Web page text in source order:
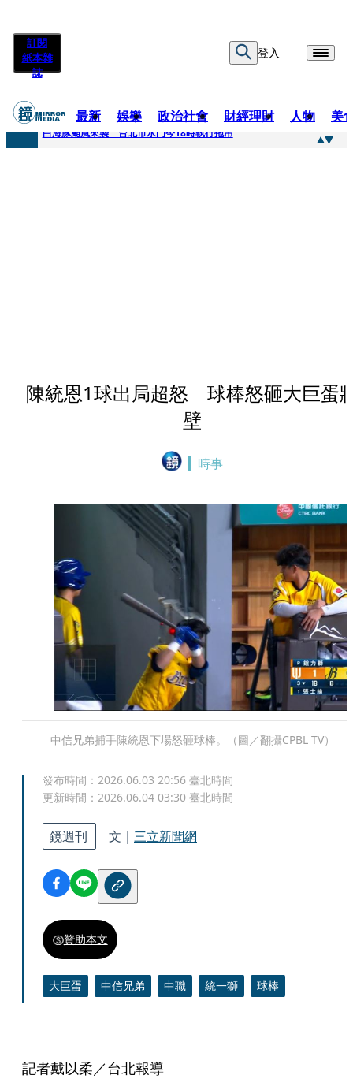
訂閱
紙本雜
誌
登入
最新 娛樂 政治社會 財經理財 人物 美
快訊
白海豚颱風來襲 台北市水門今18時執行拖吊
陳統恩1球出局超怒 球棒怒砸大巨蛋
壁
時事
中信兄弟捕手陳統恩下場怒砸球棒。（圖／翻攝CPBL TV）
發布時間： 2026.06.03 20:56 臺北時間
更新時間： 2026.06.04 03:30 臺北時間
鏡週刊 文｜ 三立新聞網
贊助本文
大巨蛋 中信兄弟 中職 統一獅 球棒
記者戴以柔／台北報導